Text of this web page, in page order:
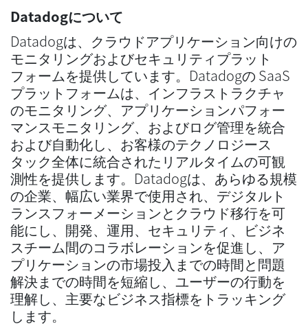
Datadogについて
Datadogは、クラウドアプリケーション向けの
モニタリングおよびセキュリティプラット
フォームを提供しています。Datadogの SaaS
プラットフォームは、インフラストラクチャ
のモニタリング、アプリケーションパフォー
マンスモニタリング、およびログ管理を統合
および自動化し、お客様のテクノロジース
タック全体に統合されたリアルタイムの可観
測性を提供します。Datadogは、あらゆる規模
の企業、幅広い業界で使用され、デジタルト
ランスフォーメーションとクラウド移行を可
能にし、開発、運用、セキュリティ、ビジネ
スチーム間のコラボレーションを促進し、ア
プリケーションの市場投入までの時間と問題
解決までの時間を短縮し、ユーザーの行動を
理解し、主要なビジネス指標をトラッキング
します。